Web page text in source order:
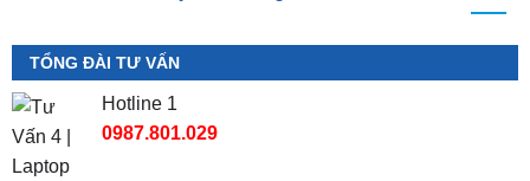
TỔNG ĐÀI TƯ VẤN
Hotline 1
0987.801.029